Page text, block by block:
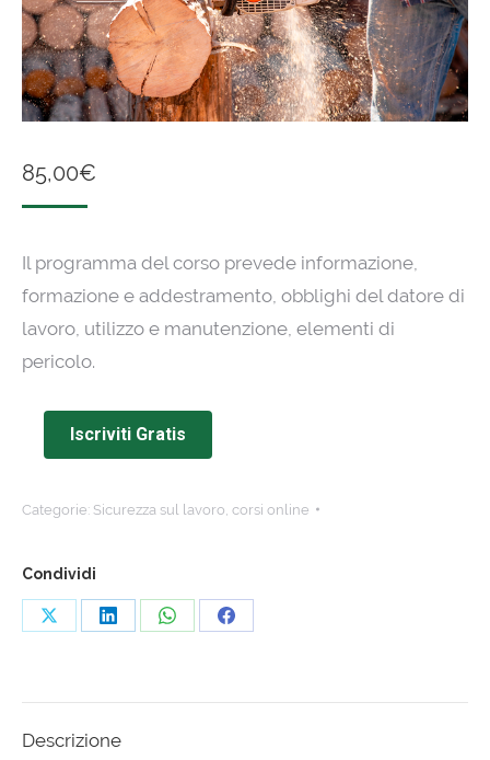
85,00€
Il programma del corso prevede informazione,
formazione e addestramento, obblighi del datore di
lavoro, utilizzo e manutenzione, elementi di
pericolo.
Iscriviti Gratis
Categorie: Sicurezza sul lavoro corsi online
Condividi
Share Share Share Share
Descrizione